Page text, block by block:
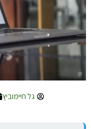
גל חיימוביץ